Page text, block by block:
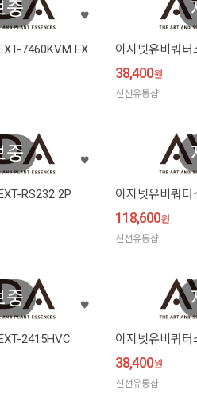
중
7460KVM EX 이지넷유비쿼
38,400원
신선유통샵
중
RS232 2P 이지넷유비쿼터
118,600원
신선유통샵
중
2415HVC 이지넷유비쿼터
38,400원
신선유통샵